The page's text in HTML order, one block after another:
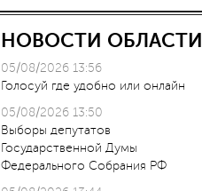
НОВОСТИ ОБЛАСТИ
05/08/2026 13:56
Голосуй где удобно или онлайн
05/08/2026 13:50
Выборы депутатов
Государственной Думы
Федерального Собрания РФ